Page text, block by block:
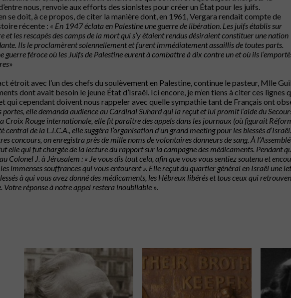
nous, renvoie aux efforts des sionistes pour créer un État pour les juifs.
se doit, à ce propos, de citer la manière dont, en 1961, Vergara rendait compte de
récente : « En 1947 éclata en Palestine une guerre de libération. Les juifs établis sur
et les rescapés des camps de la mort qui s’y étaient rendus désiraient constituer une nation
Ils le proclamèrent solennellement et furent immédiatement assaillis de toutes parts.
guerre féroce où les Juifs de Palestine eurent à combattre à dix contre un et où ils
»
étroit avec l’un des chefs du soulèvement en Palestine, continue le pasteur, Mlle
dont avait besoin le jeune État d’Israël. Ici encore, je m’en tiens à citer ces lignes
qui cependant doivent nous rappeler avec quelle sympathie tant de Français ont
portes, elle demanda audience au Cardinal Suhard qui la reçut et lui promit l’aide du
Croix Rouge internationale, elle fit paraître des appels dans les journaux (où figurait
central de la L.I.C.A., elle suggéra l’organisation d’un grand meeting pour les blessés
concours, on enregistra près de mille noms de volontaires donneurs de sang. À
elle qui fut chargée de la lecture du rapport sur la campagne des médicaments. Pendant
Colonel J. à Jérusalem : « Je vous dis tout cela, afin que vous vous sentiez soutenu et
immenses souffrances qui vous entourent ». Elle reçut du quartier général en Israël une
à qui vous avez donné des médicaments, les Hébreux libérés et tous ceux qui
Votre réponse à notre appel restera inoubliable ».